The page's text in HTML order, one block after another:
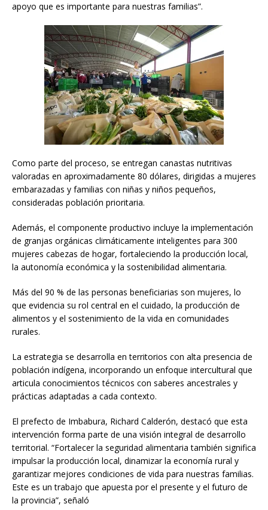
apoyo que es importante para nuestras familias”.
Como parte del proceso, se entregan canastas nutritivas
valoradas en aproximadamente 80 dólares, dirigidas a mujeres
embarazadas y familias con niñas y niños pequeños,
consideradas población prioritaria.
Además, el componente productivo incluye la implementación
de granjas orgánicas climáticamente inteligentes para 300
mujeres cabezas de hogar, fortaleciendo la producción local,
la autonomía económica y la sostenibilidad alimentaria.
Más del 90 % de las personas beneficiarias son mujeres, lo
que evidencia su rol central en el cuidado, la producción de
alimentos y el sostenimiento de la vida en comunidades
rurales.
La estrategia se desarrolla en territorios con alta presencia de
población indígena, incorporando un enfoque intercultural que
articula conocimientos técnicos con saberes ancestrales y
prácticas adaptadas a cada contexto.
El prefecto de Imbabura, Richard Calderón, destacó que esta
intervención forma parte de una visión integral de desarrollo
territorial. “Fortalecer la seguridad alimentaria también significa
impulsar la producción local, dinamizar la economía rural y
garantizar mejores condiciones de vida para nuestras familias.
Este es un trabajo que apuesta por el presente y el futuro de
la provincia”, señaló